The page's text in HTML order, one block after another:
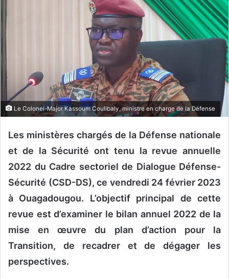
y
r
u
c
o
u
r
r
e
l
Le Colonel-Major Kassoum Coulibaly, ministre en charge de la Défense
Les ministères chargés de la Défense nationale
et de la Sécurité ont tenu la revue annuelle
2022 du Cadre sectoriel de Dialogue Défense-
Sécurité (CSD-DS), ce vendredi 24 février 2023
à Ouagadougou. L’objectif principal de cette
revue est d’examiner le bilan annuel 2022 de la
mise en œuvre du plan d’action pour la
Transition, de recadrer et de dégager les
perspectives.